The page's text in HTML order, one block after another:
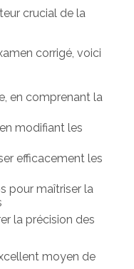
crucial de la
corrigé, voici
en comprenant la
modifiant les
efficacement les
pour maîtriser la
la précision des
moyen de